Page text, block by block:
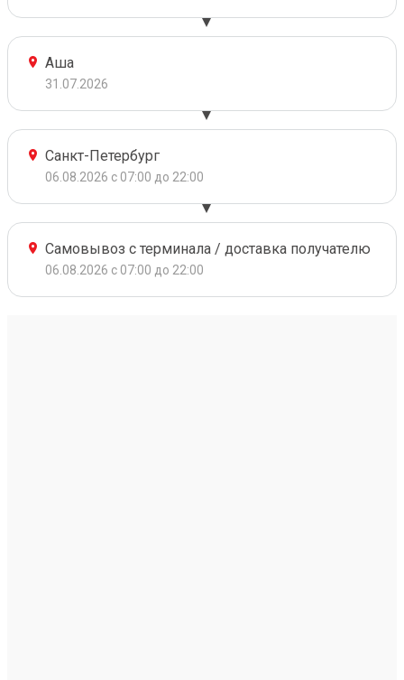
Аша
31.07.2026
Санкт-Петербург
06.08.2026 с 07:00 до 22:00
Самовывоз с терминала / доставка получателю
06.08.2026 с 07:00 до 22:00